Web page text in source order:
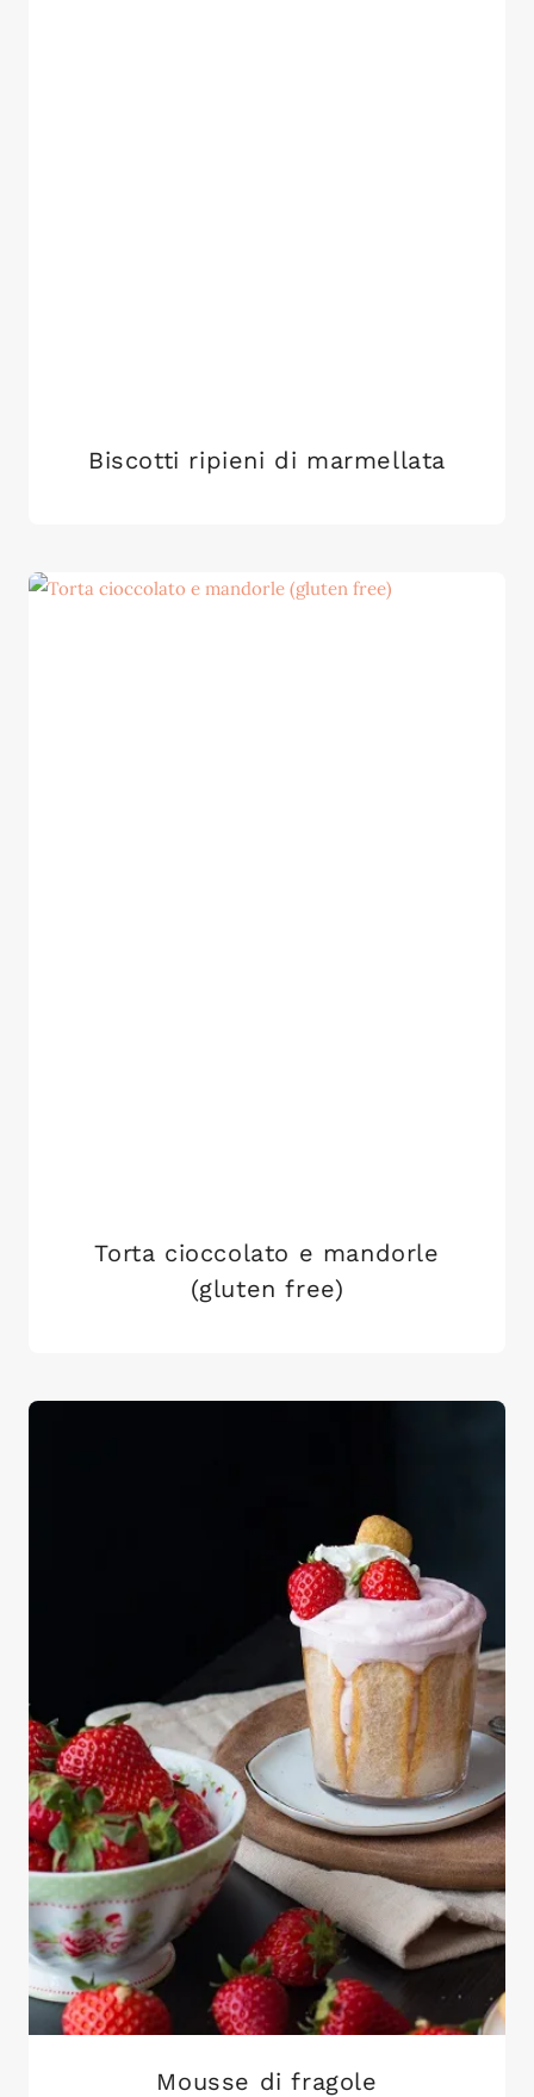
Biscotti ripieni di marmellata
Torta cioccolato e mandorle
(gluten free)
Mousse di fragole